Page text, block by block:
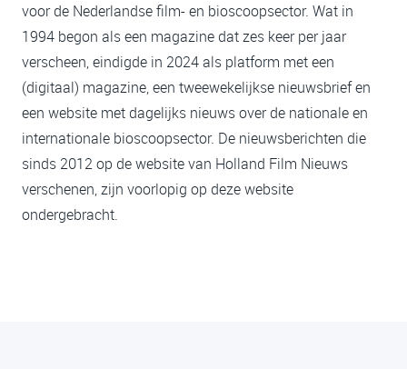
voor de Nederlandse film- en bioscoopsector. Wat in
1994 begon als een magazine dat zes keer per jaar
verscheen, eindigde in 2024 als platform met een
(digitaal) magazine, een tweewekelijkse nieuwsbrief en
een website met dagelijks nieuws over de nationale en
internationale bioscoopsector. De nieuwsberichten die
sinds 2012 op de website van Holland Film Nieuws
verschenen, zijn voorlopig op deze website
ondergebracht.